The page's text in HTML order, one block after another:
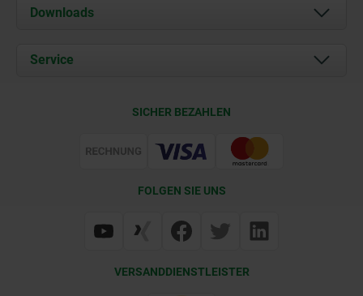
Über uns
Karriere
Downloads
Dokumente
Service
Web Support
SICHER BEZAHLEN
FOLGEN SIE UNS
VERSANDDIENSTLEISTER